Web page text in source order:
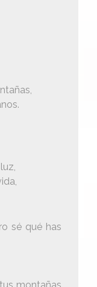
sé qué has